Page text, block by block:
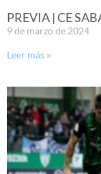
PREVIA | CE
9 de marzo de 2024
Leer más »